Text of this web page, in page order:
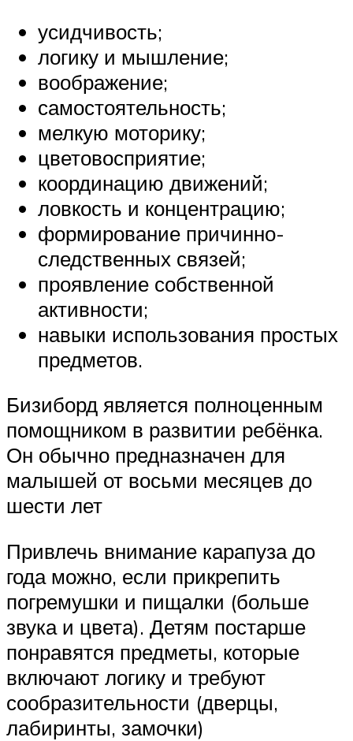
усидчивость;
логику и мышление;
воображение;
самостоятельность;
мелкую моторику;
цветовосприятие;
координацию движений;
ловкость и концентрацию;
формирование причинно-
следственных связей;
проявление собственной
активности;
навыки использования простых
предметов.
Бизиборд является полноценным
помощником в развитии ребёнка.
Он обычно предназначен для
малышей от восьми месяцев до
шести лет
Привлечь внимание карапуза до
года можно, если прикрепить
погремушки и пищалки (больше
звука и цвета). Детям постарше
понравятся предметы, которые
включают логику и требуют
сообразительности (дверцы,
лабиринты, замочки)